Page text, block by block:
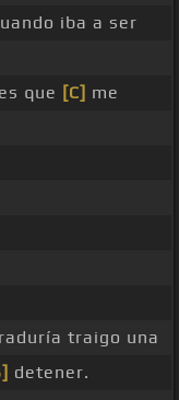
iba a ser
que [C] me
traigo una
detener.